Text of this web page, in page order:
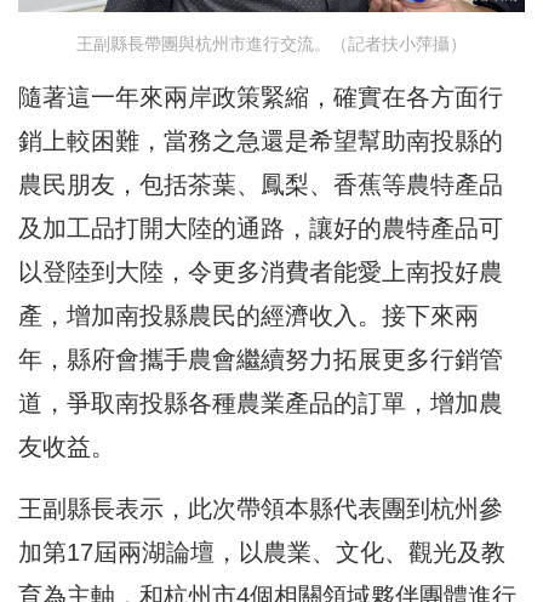
王副縣長帶團與杭州市進行交流。（記者扶小萍攝）
隨著這一年來兩岸政策緊縮，確實在各方面行
銷上較困難，當務之急還是希望幫助南投縣的
農民朋友，包括茶葉、鳳梨、香蕉等農特產品
及加工品打開大陸的通路，讓好的農特產品可
以登陸到大陸，令更多消費者能愛上南投好農
產，增加南投縣農民的經濟收入。接下來兩
年，縣府會攜手農會繼續努力拓展更多行銷管
道，爭取南投縣各種農業產品的訂單，增加農
友收益。
王副縣長表示，此次帶領本縣代表團到杭州參
加第17屆兩湖論壇，以農業、文化、觀光及教
育為主軸，和杭州市4個相關領域夥伴團體進行